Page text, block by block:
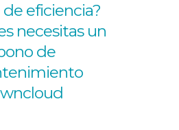
eficiencia?
necesitas un
de